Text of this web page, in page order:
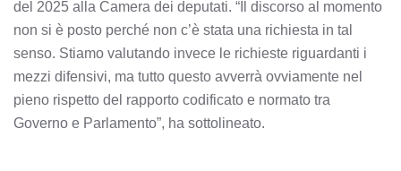
del 2025 alla Camera dei deputati. “Il discorso al momento
non si è posto perché non c’è stata una richiesta in tal
senso. Stiamo valutando invece le richieste riguardanti i
mezzi difensivi, ma tutto questo avverrà ovviamente nel
pieno rispetto del rapporto codificato e normato tra
Governo e Parlamento”, ha sottolineato.